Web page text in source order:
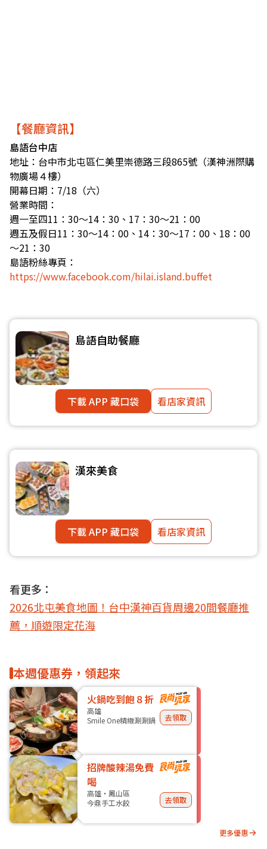
【餐廳資訊】
島語台中店
地址：台中市北屯區仁美里崇德路三段865號（漢神洲際購
物廣場４樓）
開幕日期：7/18（六）
營業時間：
週一至四11：30～14：30、17：30～21：00
週五及假日11：30～14：00、14：30～17：00、18：00
～21：30
島語粉絲專頁：
https://www.facebook.com/hilai.island.buffet
島語自助餐廳
下載 APP 藏口袋 看店家資訊
漢來美食
下載 APP 藏口袋 看店家資訊
看更多：
2026北屯美食地圖！台中漢神百貨周邊20間餐廳推
薦，順遊限定花海
本週優惠券，領起來
火鍋吃到飽８折
高雄
Smile One精緻涮涮鍋
去領取
招牌酸辣湯免費
喝
高雄・鳳山區
今鼎手工水餃
去領取
更多優惠